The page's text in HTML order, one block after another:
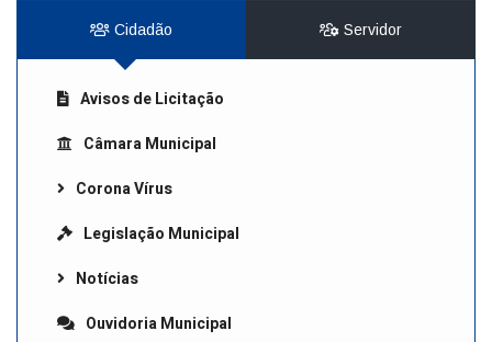
Cidadão Servidor
Avisos de Licitação
Câmara Municipal
Corona Vírus
Legislação Municipal
Notícias
Ouvidoria Municipal